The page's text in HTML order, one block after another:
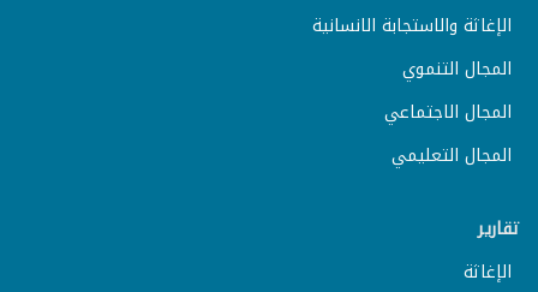
الإغاثة والاستجابة الانسانية
المجال التنموي
المجال الاجتماعي
المجال التعليمي
تقارير
الإغاثة